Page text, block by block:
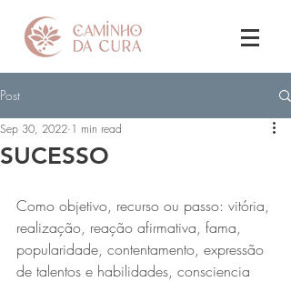
Post
SUCESSO
Sep 30, 2022 1 min read
Como objetivo, recurso ou passo: vitória,
realização, reação afirmativa, fama,
popularidade, contentamento, expressão
de talentos e habilidades, consciencia